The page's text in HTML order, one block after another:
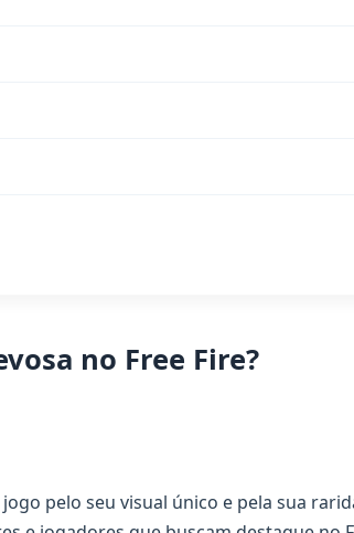
no Free Fire?
pelo seu visual único e pela sua